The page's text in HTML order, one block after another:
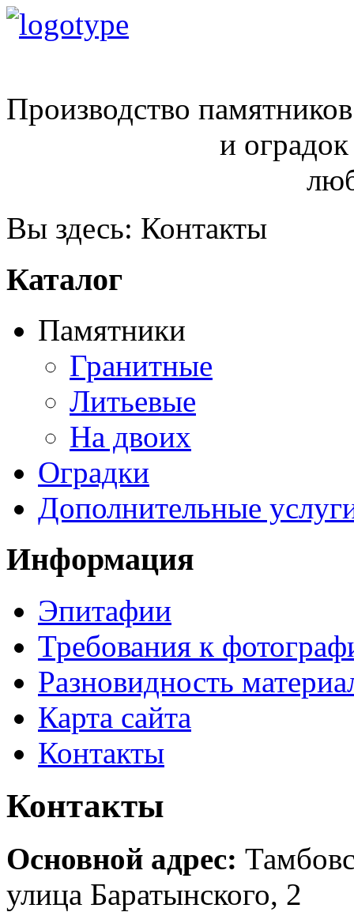
Производство памятников
и оградок
любой
Вы здесь: Контакты
Каталог
Памятники
Гранитные
Литьевые
На двоих
Оградки
Дополнительные
Информация
Эпитафии
Требования к
Разновидность
Карта сайта
Контакты
Контакты
Основной адрес:
улица Баратынского, 2